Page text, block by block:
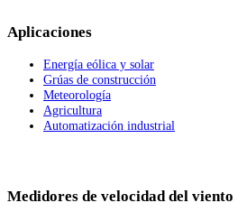
Aplicaciones
Energía eólica y solar
Grúas de construcción
Meteorología
Agricultura
Automatización industrial
Medidores de velocidad del viento